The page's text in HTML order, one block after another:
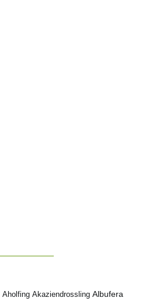
Aholfing Akaziendrossling Albufera